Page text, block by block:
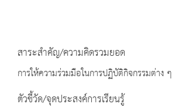
สาระสำคัญ/ความคิดรวมยอด
การให้ความร่วมมือในการปฏิบัติกิจกรรมต่าง ๆ
ตัวชี้วัด/จุดประสงค์การเรียนรู้